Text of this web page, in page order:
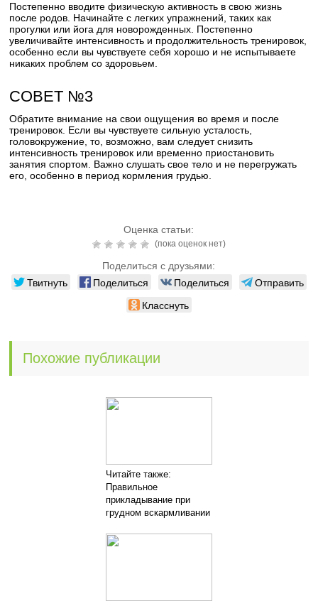
Постепенно вводите физическую активность в свою жизнь
после родов. Начинайте с легких упражнений, таких как
прогулки или йога для новорожденных. Постепенно
увеличивайте интенсивность и продолжительность тренировок,
особенно если вы чувствуете себя хорошо и не испытываете
никаких проблем со здоровьем.
СОВЕТ №3
Обратите внимание на свои ощущения во время и после
тренировок. Если вы чувствуете сильную усталость,
головокружение, то, возможно, вам следует снизить
интенсивность тренировок или временно приостановить
занятия спортом. Важно слушать свое тело и не перегружать
его, особенно в период кормления грудью.
Оценка статьи:
(пока оценок нет)
Поделиться с друзьями:
Твитнуть Поделиться Поделиться
Отправить
Класснуть
Похожие публикации
Читайте также:
Правильное
прикладывание при
грудном вскармливании